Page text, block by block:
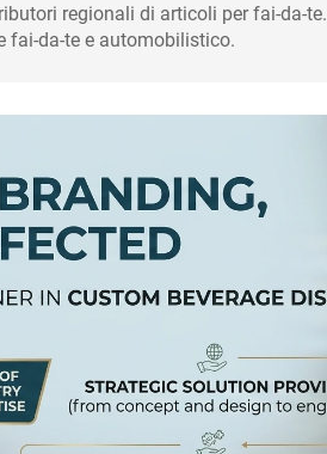
regionali di articoli per fai-da-te.
fai-da-te e automobilistico.